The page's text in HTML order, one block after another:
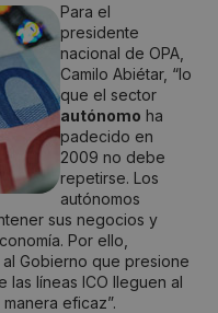
Para el
presidente
nacional de OPA,
Camilo Abiétar, “lo
que el sector
autónomo ha
padecido en
2009 no debe
repetirse. Los
autónomos
sus negocios y
Por ello,
Gobierno que presione
las líneas ICO lleguen al
eficaz”.